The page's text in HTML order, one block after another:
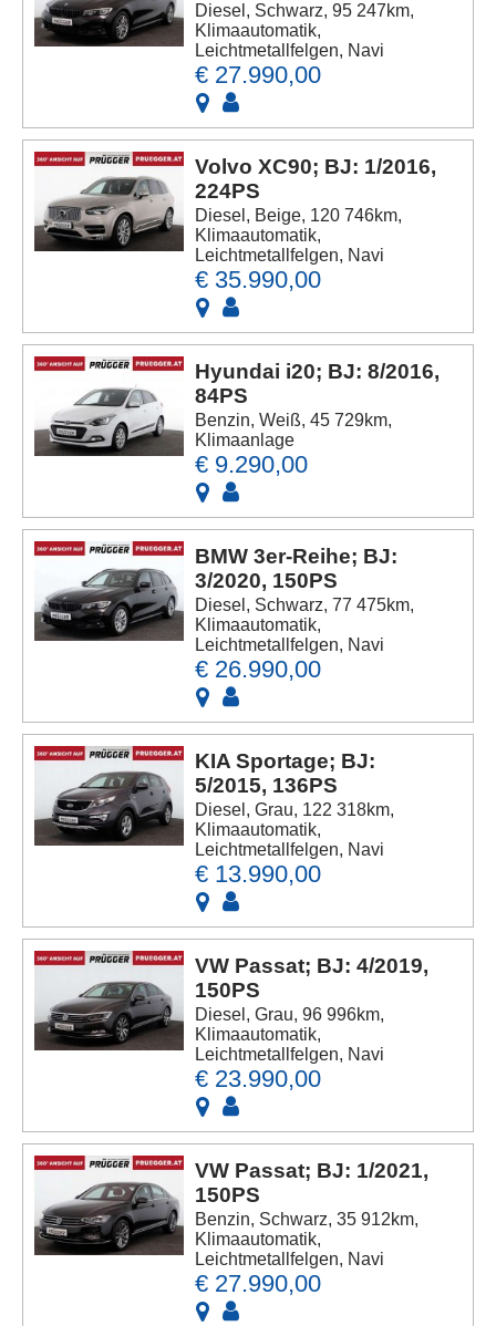
Diesel, Schwarz, 95 247km,
Klimaautomatik,
Leichtmetallfelgen, Navi
€ 27.990,00
Volvo XC90; BJ: 1/2016,
224PS
Diesel, Beige, 120 746km,
Klimaautomatik,
Leichtmetallfelgen, Navi
€ 35.990,00
Hyundai i20; BJ: 8/2016,
84PS
Benzin, Weiß, 45 729km,
Klimaanlage
€ 9.290,00
BMW 3er-Reihe; BJ:
3/2020, 150PS
Diesel, Schwarz, 77 475km,
Klimaautomatik,
Leichtmetallfelgen, Navi
€ 26.990,00
KIA Sportage; BJ:
5/2015, 136PS
Diesel, Grau, 122 318km,
Klimaautomatik,
Leichtmetallfelgen, Navi
€ 13.990,00
VW Passat; BJ: 4/2019,
150PS
Diesel, Grau, 96 996km,
Klimaautomatik,
Leichtmetallfelgen, Navi
€ 23.990,00
VW Passat; BJ: 1/2021,
150PS
Benzin, Schwarz, 35 912km,
Klimaautomatik,
Leichtmetallfelgen, Navi
€ 27.990,00